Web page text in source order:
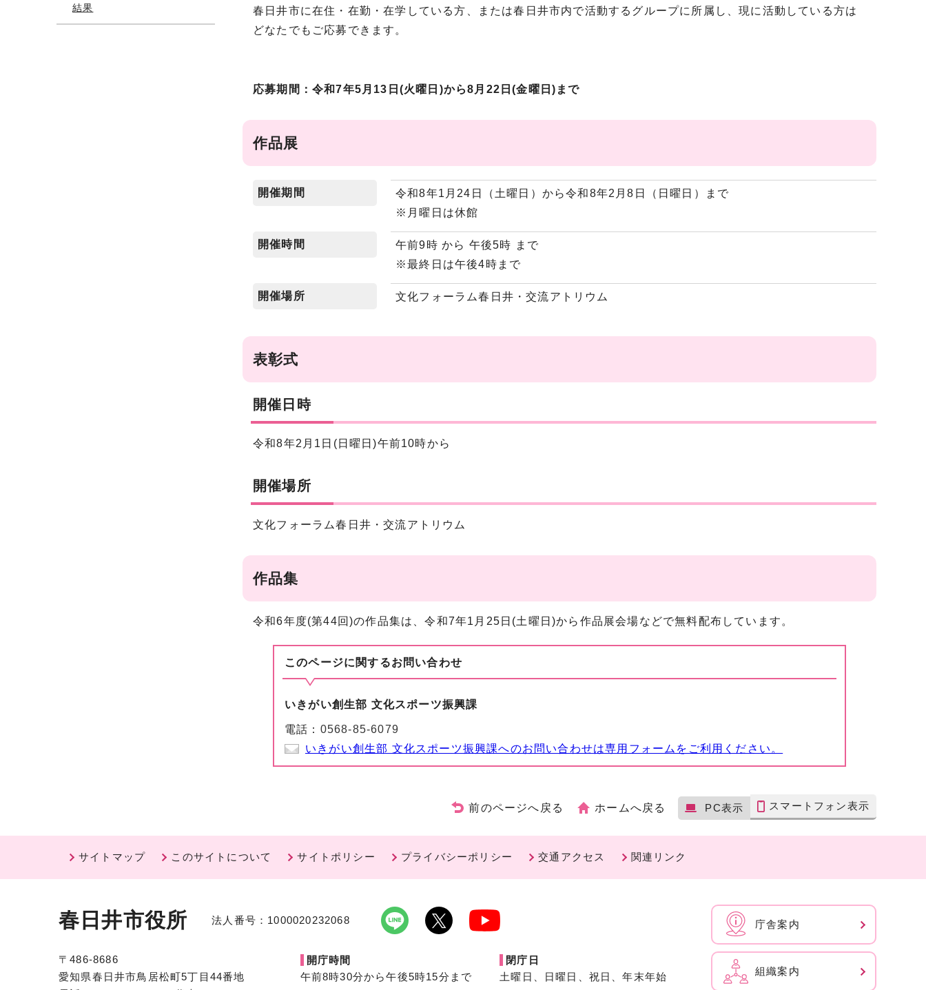
春日井市に在住・在勤・在学している方、または春日井市内で活動するグループに所属し、現に活動している方は
どなたでもご応募できます。
応募期間：令和7年5月13日(火曜日)から8月22日(金曜日)まで
作品展
開催期間
令和8年1月24日（土曜日）から令和8年2月8日（日曜日）まで
※月曜日は休館
開催時間
午前9時 から 午後5時 まで
※最終日は午後4時まで
開催場所 文化フォーラム春日井・交流アトリウム
表彰式
開催日時
令和8年2月1日(日曜日)午前10時から
開催場所
文化フォーラム春日井・交流アトリウム
作品集
令和6年度(第44回)の作品集は、令和7年1月25日(土曜日)から作品展会場などで無料配布しています。
このページに関するお問い合わせ
いきがい創生部 文化スポーツ振興課
電話： 0568-85-6079
いきがい創生部 文化スポーツ振興課へのお問い合わせは専用フォームをご利用ください。
結果
前のページへ戻る ホームへ戻る PC表示 スマートフォン表示
サイトマップ このサイトについて サイトポリシー プライバシーポリシー 交通アクセス 関連リンク
春日井市役所 法人番号：1000020232068
〒486-8686
愛知県春日井市鳥居松町5丁目44番地
開庁時間
午前8時30分から午後5時15分まで
閉庁日
土曜日、日曜日、祝日、年末年始
庁舎案内
組織案内